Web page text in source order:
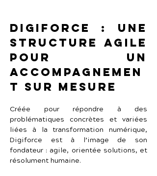
Digiforce : une
structure agile
pour un
accompagnemen
t sur mesure
Créée pour répondre à des
problématiques concrètes et variées
liées à la transformation numérique,
Digiforce est à l’image de son
fondateur : agile, orientée solutions, et
résolument humaine.